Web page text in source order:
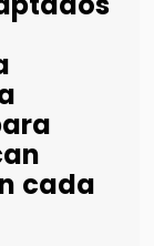
cada